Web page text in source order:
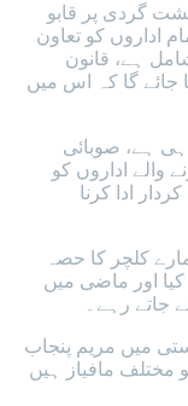
گردی پر قابو
اداروں کو تعاون
ہے، قانون
جائے گا کہ اس میں
ہی ہے، صوبائی
والے اداروں کو
ادا کرنا
کلچر کا حصہ
اور ماضی میں
جاتے رہے۔
میں مریم پنجاب
مختلف مافیاز ہیں